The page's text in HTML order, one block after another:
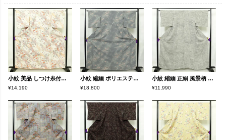
小紋 美品 しつけ糸付き 正絹 古典柄 袷仕立て 身丈162.5cm 裄丈65.5cm 箔 着物 白
¥14,190
小紋 縮緬 ポリエステル 花柄 袷仕立て 身丈164.5cm 裄丈64.5cm リサイクル着物 着物 グレー
¥18,800
小紋 縮緬 正絹 風景柄 袷仕立て 身丈160.5cm 裄丈64.5cm 着物 グレー
¥11,990